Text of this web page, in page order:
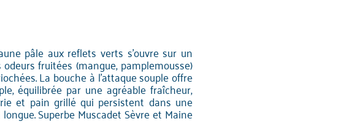
pâle aux reflets verts s'ouvre sur un
fruitées (mangue, pamplemousse)
La bouche à l'attaque souple offre
équilibrée par une agréable fraîcheur,
et pain grillé qui persistent dans une
Superbe Muscadet Sèvre et Maine